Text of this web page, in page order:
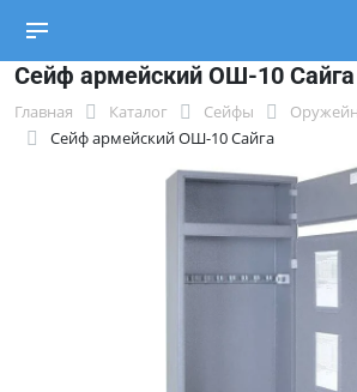
Сейф армейский ОШ-10 Сайга
Главная Каталог Сейфы
Сейф армейский ОШ-10 Сайга